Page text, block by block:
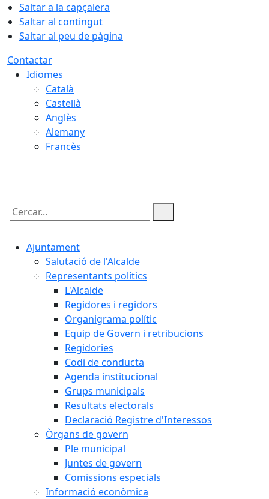
Saltar a la capçalera
Saltar al contingut
Saltar al peu de pàgina
Contactar
Idiomes
Català
Castellà
Anglès
Alemany
Francès
Cercar:
Ajuntament
Salutació de l'Alcalde
Representants polítics
L'Alcalde
Regidores i regidors
Organigrama polític
Equip de Govern i retribucions
Regidories
Codi de conducta
Agenda institucional
Grups municipals
Resultats electorals
Declaració Registre d'Interessos
Òrgans de govern
Ple municipal
Juntes de govern
Comissions especials
Informació econòmica